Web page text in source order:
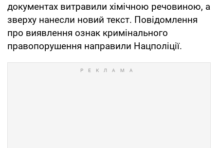
документах витравили хімічною речовиною, а
зверху нанесли новий текст. Повідомлення
про виявлення ознак кримінального
правопорушення направили Нацполіції.